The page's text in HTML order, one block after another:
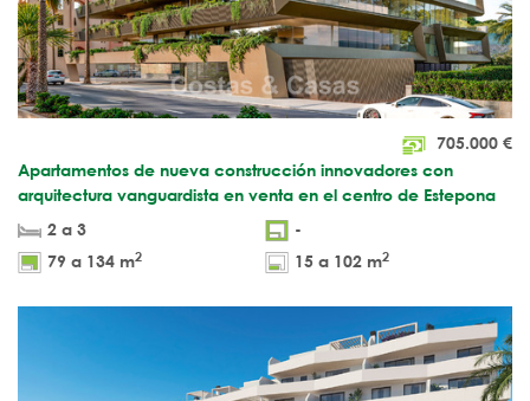
705.000 €
Apartamentos de nueva construcción innovadores con
arquitectura vanguardista en venta en el centro de Estepona
2 a 3
-
79 a 134 m2 15 a 102 m2